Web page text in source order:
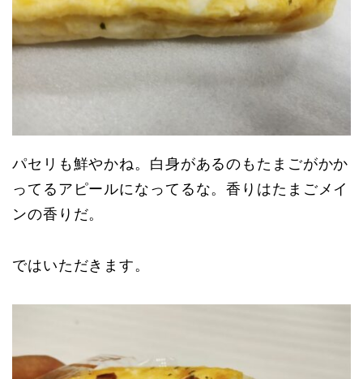
パセリも鮮やかね。白身があるのもたまごがかか
ってるアピールになってるな。香りはたまごメイ
ンの香りだ。
ではいただきます。